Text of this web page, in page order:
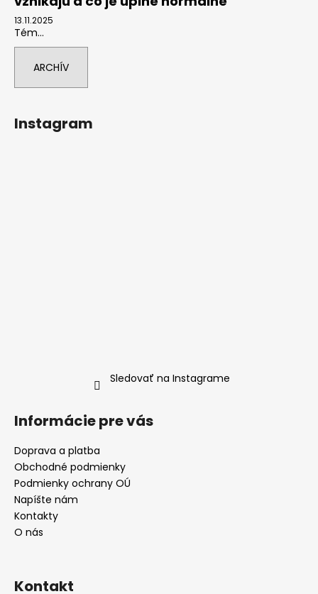
13.11.2025
Tém...
ARCHÍV
Instagram
Sledovať na Instagrame
Informácie pre vás
Doprava a platba
Obchodné podmienky
Podmienky ochrany OÚ
Napíšte nám
Kontakty
O nás
Kontakt